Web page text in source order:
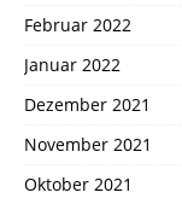
Februar 2022
Januar 2022
Dezember 2021
November 2021
Oktober 2021